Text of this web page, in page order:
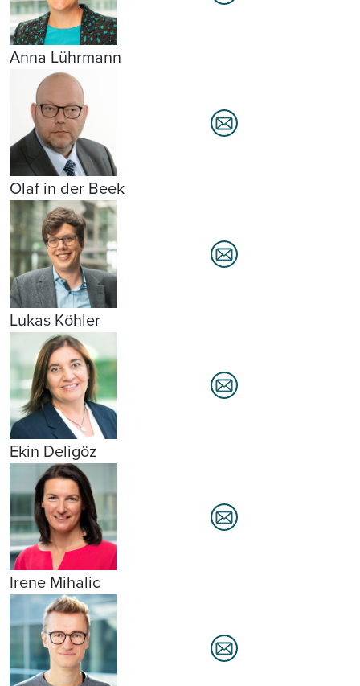
Anna Lührmann
Olaf in der Beek
Lukas Köhler
Ekin Deligöz
Irene Mihalic